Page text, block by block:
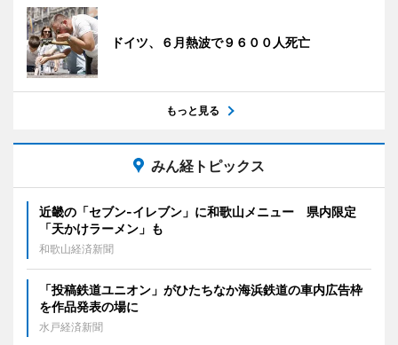
ドイツ、６月熱波で９６００人死亡
もっと見る
みん経トピックス
近畿の「セブン-イレブン」に和歌山メニュー 県内限定
「天かけラーメン」も
和歌山経済新聞
「投稿鉄道ユニオン」がひたちなか海浜鉄道の車内広告枠
を作品発表の場に
水戸経済新聞